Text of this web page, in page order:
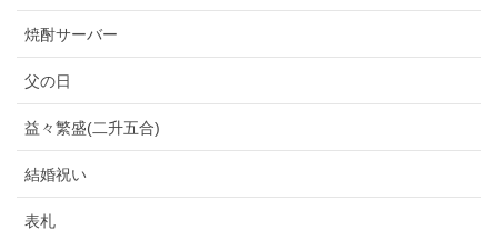
焼酎サーバー
父の日
益々繁盛(二升五合)
結婚祝い
表札